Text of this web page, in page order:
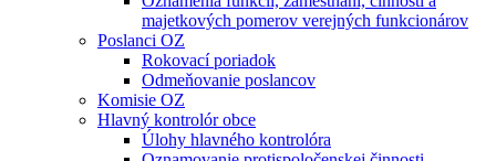
majetkových pomerov verejných funkcionárov
Poslanci OZ
Rokovací poriadok
Odmeňovanie poslancov
Komisie OZ
Hlavný kontrolór obce
Úlohy hlavného kontrolóra